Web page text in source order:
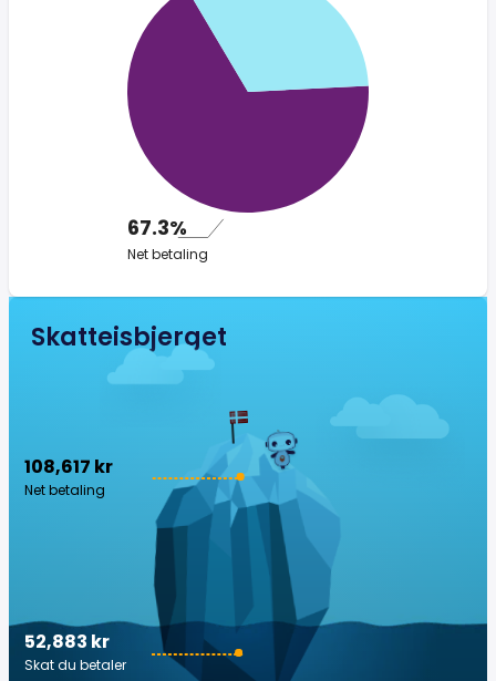
67.3%
Net betaling
Skatteisbjerget
108,617 kr
Net betaling
52,883 kr
Skat du betaler